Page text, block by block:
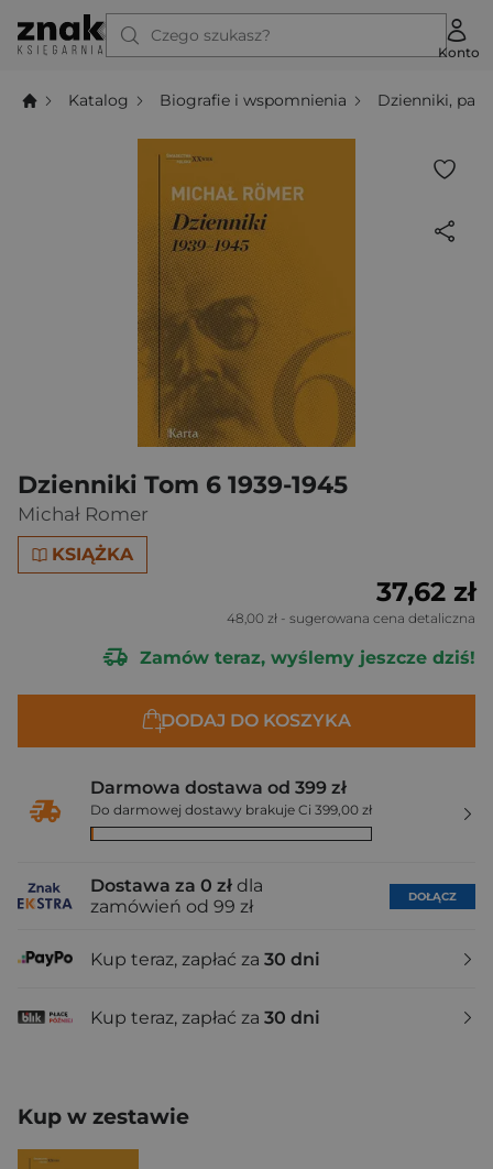
Czego szukasz?
Konto
Katalog Biografie i wspomnienia Dzienniki,
Dzienniki Tom 6 1939-1945
Michał Romer
KSIĄŻKA
37,62 zł
48,00 zł - sugerowana cena detaliczna
Zamów teraz, wyślemy jeszcze dziś!
DODAJ DO KOSZYKA
Darmowa dostawa od 399 zł
Do darmowej dostawy brakuje Ci 399,00 zł
Dostawa za 0 zł dla
zamówień od 99 zł
DOŁĄCZ
Kup teraz, zapłać za 30 dni
Kup teraz, zapłać za 30 dni
Kup w zestawie